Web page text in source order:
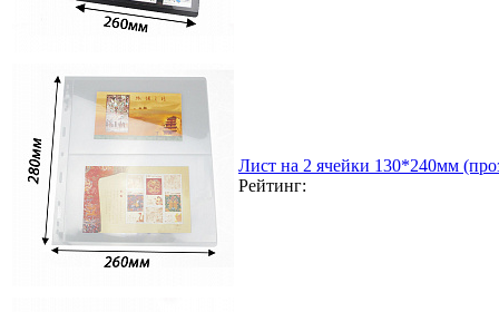
Лист на 2 ячейки 130*240мм
Рейтинг: